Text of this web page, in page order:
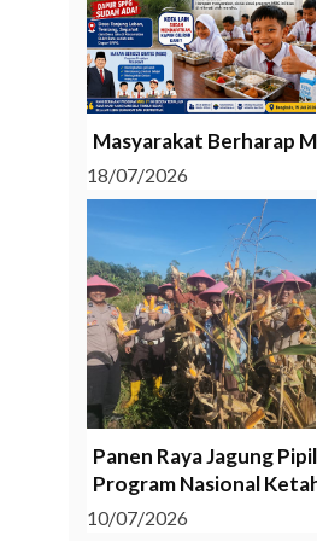
Masyarakat Berharap
18/07/2026
Panen Raya Jagung
Program Nasional
10/07/2026